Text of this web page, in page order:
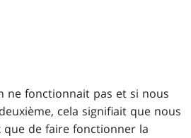
ne fonctionnait pas et si nous
cela signifiait que nous
de faire fonctionner la